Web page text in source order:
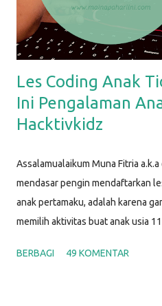
yang kutulis berjudul “ Baca
Alasa...
Les Coding Anak
Ini Pengalaman
Hacktivkidz
Assalamualaikum Muna Fitria
mendasar pengin mendaftarkan
anak pertamaku, adalah karena
memilih aktivitas buat anak usia
produktif, yang sesuai dengan
BERBAGI 49 KOMENTAR